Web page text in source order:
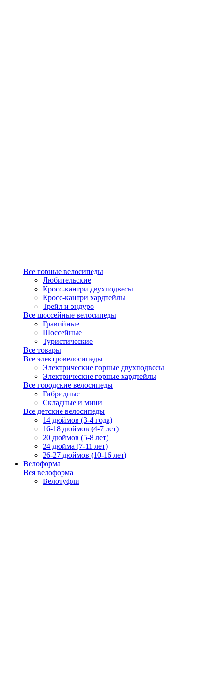
Все горные велосипеды
Любительские
Кросс-кантри двухподвесы
Кросс-кантри хардтейлы
Трейл и эндуро
Все шоссейные велосипеды
Гравийные
Шоссейные
Туристические
Все товары
Все электровелосипеды
Электрические горные двухподвесы
Электрические горные хардтейлы
Все городские велосипеды
Гибридные
Складные и мини
Все детские велосипеды
14 дюймов (3-4 года)
16-18 дюймов (4-7 лет)
20 дюймов (5-8 лет)
24 дюйма (7-11 лет)
26-27 дюймов (10-16 лет)
Велоформа
Вся велоформа
Велотуфли